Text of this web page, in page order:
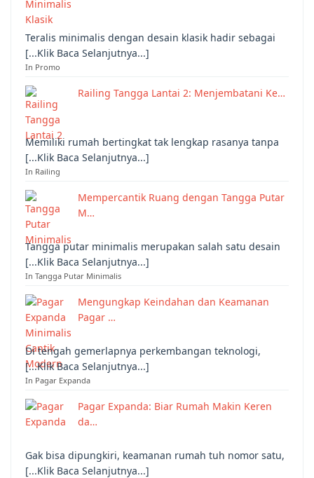
Teralis minimalis dengan desain klasik hadir sebagai
[...Klik Baca Selanjutnya...]
In Promo
Railing Tangga Lantai 2: Menjembatani Ke…
Memiliki rumah bertingkat tak lengkap rasanya tanpa
[...Klik Baca Selanjutnya...]
In Railing
Mempercantik Ruang dengan Tangga Putar
M…
Tangga putar minimalis merupakan salah satu desain
[...Klik Baca Selanjutnya...]
In Tangga Putar Minimalis
Mengungkap Keindahan dan Keamanan
Pagar …
Di tengah gemerlapnya perkembangan teknologi,
[...Klik Baca Selanjutnya...]
In Pagar Expanda
Pagar Expanda: Biar Rumah Makin Keren
da…
Gak bisa dipungkiri, keamanan rumah tuh nomor satu,
[...Klik Baca Selanjutnya...]